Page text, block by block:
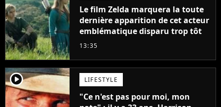
Le film Zelda marquera la toute
dernière apparition de cet acteur
emblématique disparu trop tôt
13:35
player2 LIFESTYLE
"Ce n'est pas pour moi, mon